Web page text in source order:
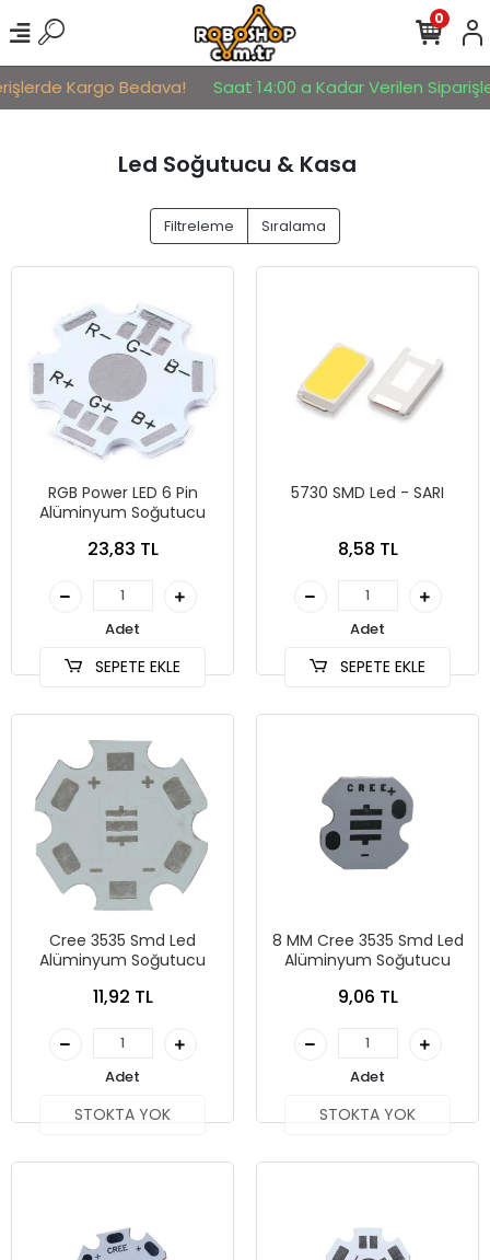
Kargo Bedava! Saat 14:00 a Kadar Verilen
0
Led Soğutucu & Kasa
Filtreleme Sıralama
RGB Power LED 6 Pin
Alüminyum Soğutucu
23,83 TL
Adet
SEPETE EKLE
5730 SMD Led - SARI
8,58 TL
Adet
SEPETE EKLE
Cree 3535 Smd Led
Alüminyum Soğutucu
11,92 TL
Adet
STOKTA YOK
8 MM Cree 3535 Smd Led
Alüminyum Soğutucu
9,06 TL
Adet
STOKTA YOK